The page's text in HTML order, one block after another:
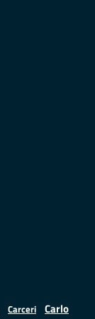
Carceri Carlo